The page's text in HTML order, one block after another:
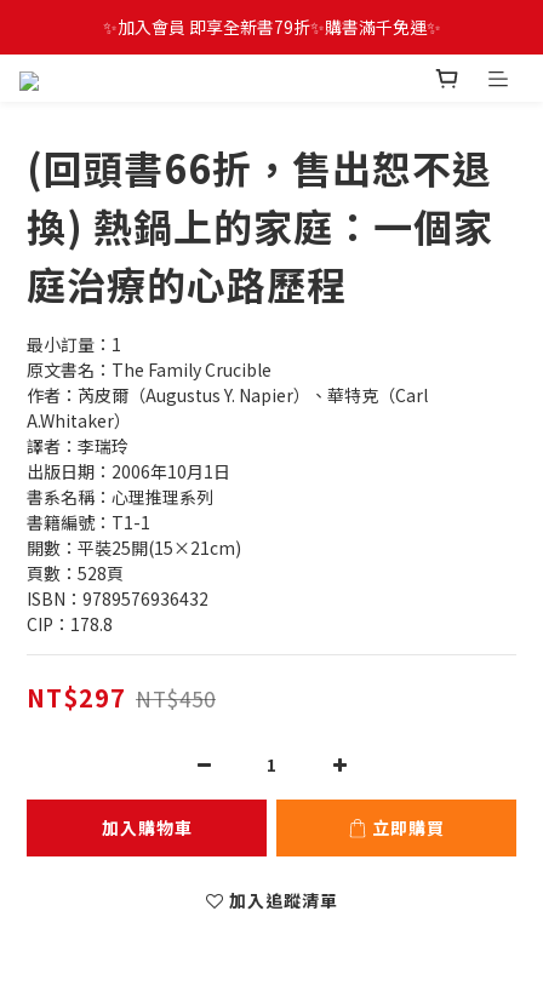
✨加入會員 即享全新書79折✨購書滿千免運✨
(回頭書66折，售出恕不退
換) 熱鍋上的家庭：一個家
庭治療的心路歷程
最小訂量：1
原文書名：The Family Crucible
作者：芮皮爾（Augustus Y. Napier）、華特克（Carl
A.Whitaker）
譯者：李瑞玲
出版日期：2006年10月1日
書系名稱：心理推理系列
書籍編號：T1-1
開數：平裝25開(15×21cm)
頁數：528頁
ISBN：9789576936432
CIP：178.8
NT$297 NT$450
加入購物車 立即購買
加入追蹤清單